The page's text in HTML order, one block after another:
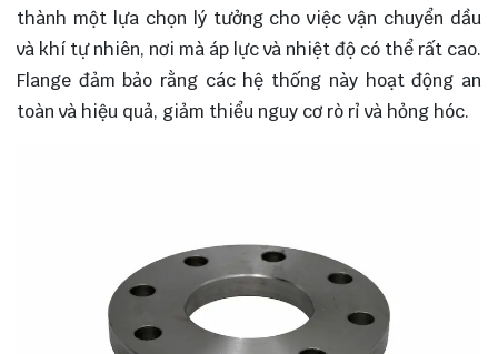
thành một lựa chọn lý tưởng cho việc vận chuyển dầu
và khí tự nhiên, nơi mà áp lực và nhiệt độ có thể rất cao.
Flange đảm bảo rằng các hệ thống này hoạt động an
toàn và hiệu quả, giảm thiểu nguy cơ rò rỉ và hỏng hóc.